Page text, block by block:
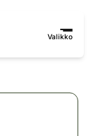
Valikko